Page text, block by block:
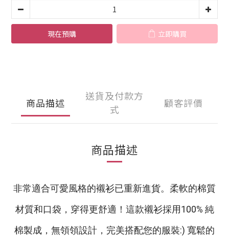
現在預購 立即購買
商品描述
送貨及付款方
式
顧客評價
商品描述
非常適合可愛風格的襯衫已重新進貨。柔軟的棉質
材質和口袋，穿得更舒適！這款襯衫採用100% 純
棉製成，無領領設計，完美搭配您的服裝:) 寬鬆的